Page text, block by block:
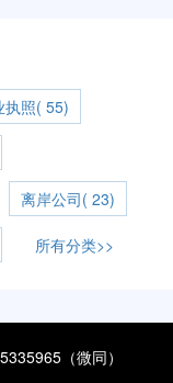
执照( 55)
离岸公司( 23)
所有分类>>
（微同）